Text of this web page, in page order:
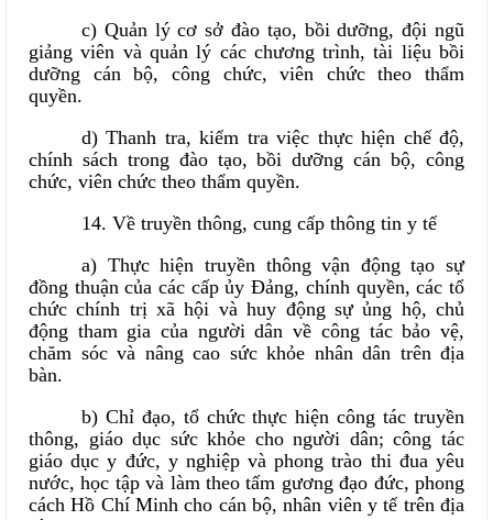
c) Quản lý cơ sở đào tạo, bồi dưỡng, đội ngũ
giảng viên và quản lý các chương trình, tài liệu bồi
dưỡng cán bộ, công chức, viên chức theo thẩm
quyền.
d) Thanh tra, kiểm tra việc thực hiện chế độ,
chính sách trong đào tạo, bồi dưỡng cán bộ, công
chức, viên chức theo thẩm quyền.
14. Về truyền thông, cung cấp thông tin y tế
a) Thực hiện truyền thông vận động tạo sự
đồng thuận của các cấp ủy Đảng, chính quyền, các tổ
chức chính trị xã hội và huy động sự ủng hộ, chủ
động tham gia của người dân về công tác bảo vệ,
chăm sóc và nâng cao sức khỏe nhân dân trên địa
bàn.
b) Chỉ đạo, tổ chức thực hiện công tác truyền
thông, giáo dục sức khỏe cho người dân; công tác
giáo dục y đức, y nghiệp và phong trào thi đua yêu
nước, học tập và làm theo tấm gương đạo đức, phong
cách Hồ Chí Minh cho cán bộ, nhân viên y tế trên địa